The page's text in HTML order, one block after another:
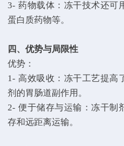
3- 药物载体：冻干技术还可
蛋白质药物等。
四、优势与局限性
优势：
1- 高效吸收：冻干工艺提高
剂的胃肠道副作用。
2- 便于储存与运输：冻干制
存和远距离运输。